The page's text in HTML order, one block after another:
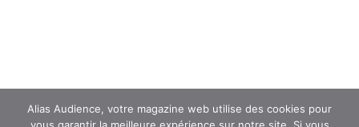
Alias Audience, votre magazine web utilise des cookies pour